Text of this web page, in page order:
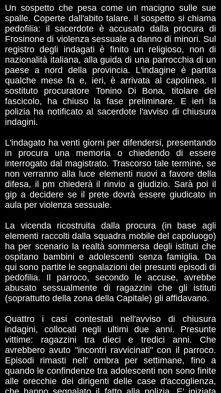
Un sospetto che pesa come un macigno sulle sue
spalle. Coperte dall'abito talare. Il sospetto si chiama
pedofilia: il sacerdote è accusato dalla procura di
Frosinone di violenza sessuale a danno di minori. Sul
registro degli indagati è finito un religioso, non di
nazionalità italiana, alla guida di una parrocchia di un
paese a nord della provincia. L'indagine è partita
qualche mese fa e, ieri, è arrivata al capolinea. Il
sostituto procuratore Tonino Di Bona, titolare del
fascicolo, ha chiuso la fase preliminare. E ieri la
polizia ha notificato al sacerdote l'avviso di chiusura
indagini.
L'indagato ha venti giorni per difendersi, presentando
in procura una memoria o chiedendo di essere
interrogato dal magistrato. Trascorso tale termine, se
non verranno alla luce elementi nuovi a favore della
difesa, il pm chiederà il rinvio a giudizio. Sarà poi il
gip a decidere se il prete dovrà essere giudicato in
aula per violenza sessuale.
La vicenda ricostruita dalla procura (in base agli
elementi raccolti dalla squadra mobile del capoluogo)
ha per scenario la realtà sommersa degli istituti che
ospitano bambini e adolescenti senza famiglia. Da
qui sono partite le segnalazioni dei presunti episodi di
pedofilia. Il parroco, secondo le accuse, avrebbe
abusato sessualmente di ragazzini che gli istituti
(soprattutto della zona della Capitale) gli affidavano.
Quattro i casi contestati nell'avviso di chiusura
indagini, collocati negli ultimi due anni. Presunte
vittime: ragazzini tra dieci e tredici anni. Che
avrebbero avuto "incontri ravvicinati" con il parroco.
Episodi rimasti nell' ombra per settimane, fino a
quando le confindenze tra adolescenti non sono finite
alle orecchie dei dirigenti delle case d'accoglienza,